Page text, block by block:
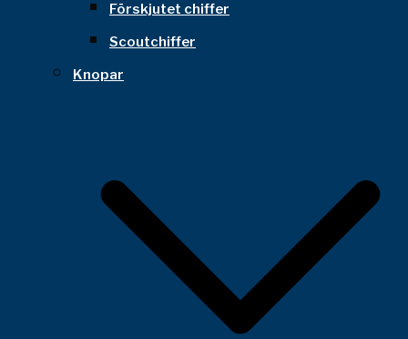
Förskjutet chiffer
Scoutchiffer
Knopar